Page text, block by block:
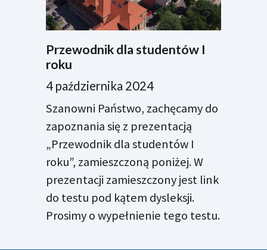
Przewodnik dla studentów I
roku
4 października 2024
Szanowni Państwo, zachęcamy do
zapoznania się z prezentacją
„Przewodnik dla studentów I
roku”, zamieszczoną poniżej. W
prezentacji zamieszczony jest link
do testu pod kątem dysleksji.
Prosimy o wypełnienie tego testu.